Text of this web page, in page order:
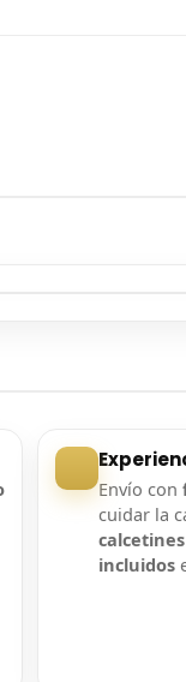
Envío con
cuidar la
incluidos